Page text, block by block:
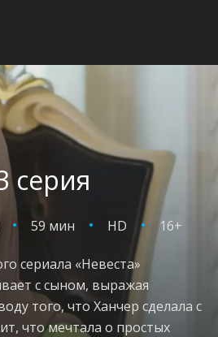
серия
59 мин HD 16+
сериала «Невеста»
с сыном, выражая
того, что Ханчер сделала с
что мечтала о простых